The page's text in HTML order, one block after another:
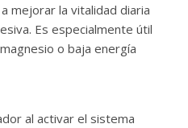
mejorar la vitalidad diaria
Es especialmente útil
o baja energía
al activar el sistema